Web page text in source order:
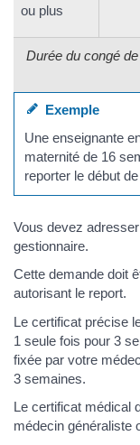
Durée du congé
ou plus
Exemple
Une enseignante
maternité de 16
reporter le début
Vous devez
gestionnaire.
Cette demande doit
autorisant le report.
Le certificat précise
1 seule fois pour 3
fixée par votre
3 semaines.
Le certificat médical
médecin généraliste